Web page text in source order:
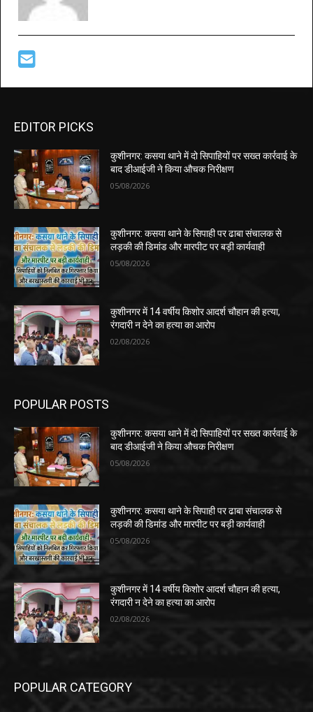
EDITOR PICKS
कुशीनगर: कसया थाने में दो सिपाहियों पर सख्त कार्रवाई के
बाद डीआईजी ने किया औचक निरीक्षण
05/08/2026
कुशीनगर: कसया थाने के सिपाही पर ढाबा संचालक से
लड़की की डिमांड और मारपीट पर बड़ी कार्यवाही
05/08/2026
कुशीनगर में 14 वर्षीय किशोर आदर्श चौहान की हत्या,
रंगदारी न देने का हत्या का आरोप
02/08/2026
POPULAR POSTS
कुशीनगर: कसया थाने में दो सिपाहियों पर सख्त कार्रवाई के
बाद डीआईजी ने किया औचक निरीक्षण
05/08/2026
कुशीनगर: कसया थाने के सिपाही पर ढाबा संचालक से
लड़की की डिमांड और मारपीट पर बड़ी कार्यवाही
05/08/2026
कुशीनगर में 14 वर्षीय किशोर आदर्श चौहान की हत्या,
रंगदारी न देने का हत्या का आरोप
02/08/2026
POPULAR CATEGORY